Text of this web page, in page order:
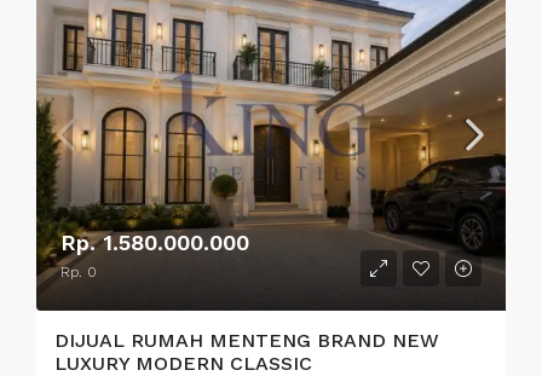
Rp. 1.580.000.000
Rp. 0
DIJUAL RUMAH MENTENG BRAND NEW
LUXURY MODERN CLASSIC